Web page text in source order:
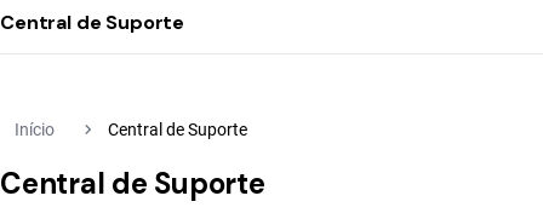
Central de Suporte
Início navigate_next Central de Suporte
Central de Suporte